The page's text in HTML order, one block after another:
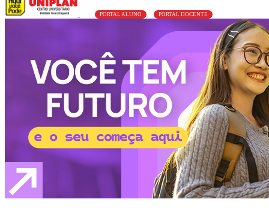
PORTAL ALUNO PORTAL DOCENTE